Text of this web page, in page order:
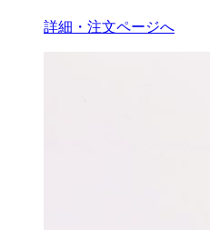
詳細・注文ページへ